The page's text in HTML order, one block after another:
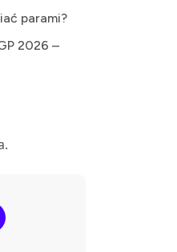
parami?
2026 –